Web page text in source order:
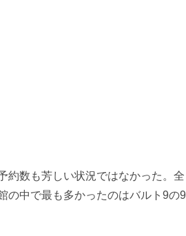
約数も芳しい状況ではなかった。全
の中で最も多かったのはバルト9の9